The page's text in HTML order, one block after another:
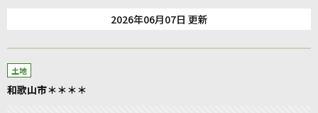
2026年06月07日 更新
土地
和歌山市＊＊＊＊